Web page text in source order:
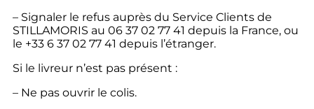
– Signaler le refus auprès du Service Clients de
STILLAMORIS au 06 37 02 77 41 depuis la France, ou
le +33 6 37 02 77 41 depuis l’étranger.
Si le livreur n’est pas présent :
– Ne pas ouvrir le colis.